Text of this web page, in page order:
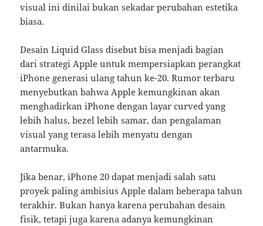
visual ini dinilai bukan sekadar perubahan estetika
biasa.
Desain Liquid Glass disebut bisa menjadi bagian
dari strategi Apple untuk mempersiapkan perangkat
iPhone generasi ulang tahun ke-20. Rumor terbaru
menyebutkan bahwa Apple kemungkinan akan
menghadirkan iPhone dengan layar curved yang
lebih halus, bezel lebih samar, dan pengalaman
visual yang terasa lebih menyatu dengan
antarmuka.
Jika benar, iPhone 20 dapat menjadi salah satu
proyek paling ambisius Apple dalam beberapa tahun
terakhir. Bukan hanya karena perubahan desain
fisik, tetapi juga karena adanya kemungkinan